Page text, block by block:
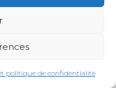
politique de confidentialité